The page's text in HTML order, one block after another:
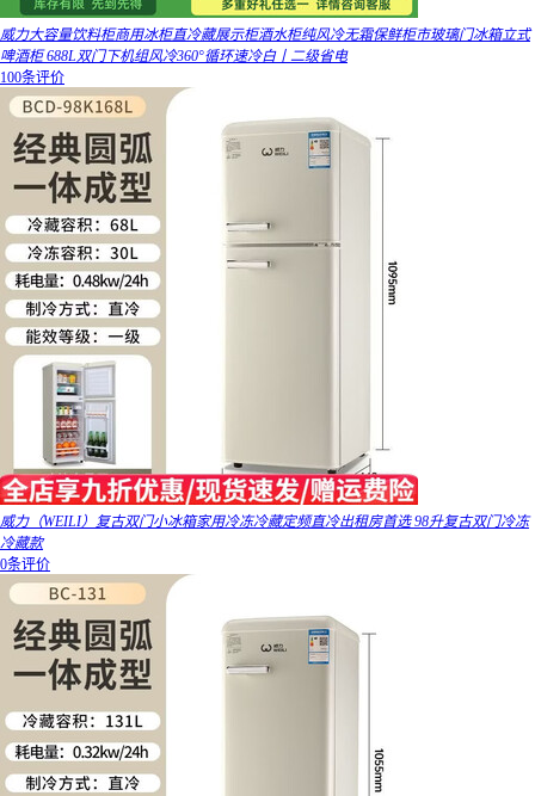
威力大容量饮料柜商用冰柜直冷藏展示柜酒水柜纯风冷无霜保鲜柜市玻璃门冰箱立式
啤酒柜 688L双门下机组风冷360°循环速冷白丨二级省电
100条评价
威力（WEILI）复古双门小冰箱家用冷冻冷藏定频直冷出租房首选 98升复古双门冷冻
冷藏款
0条评价